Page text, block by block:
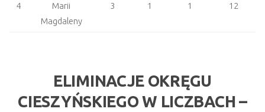
4
Marii
Magdaleny
3 1 1 12
ELIMINACJE OKRĘGU
CIESZYŃSKIEGOW LICZBACH –